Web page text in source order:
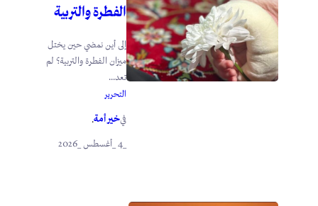
الفطرة والتربية
إلى أين نمضي حين يختل
ميزان الفطرة والتربية؟ لم
تعد...
التحرير
فيخير أمة.
_4 _أغسطس _2026